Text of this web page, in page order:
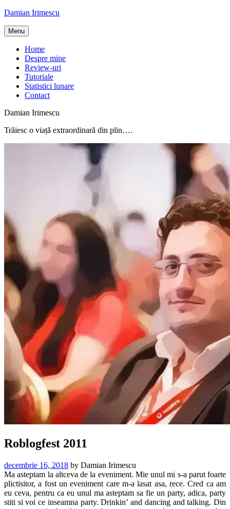
Skip
content
Damian Irimescu
Menu
Home
Despre mine
Review-uri
Tutoriale
Statistici lunare
Contact
Damian Irimescu
Trăiesc o viață extraordinară din plin….
Roblogfest 2011
decembrie 16, 2018 by Damian Irimescu
Ma asteptam la altceva de la eveniment. Mie unul mi s-a parut foarte
plictisitor, a fost un eveniment care m-a lasat asa, rece. Cred ca am
eu ceva, pentru ca eu unul ma asteptam sa fie un party, adica, party
stiti si voi ce inseamna party. Drinkin’ and dancing and talking. Din